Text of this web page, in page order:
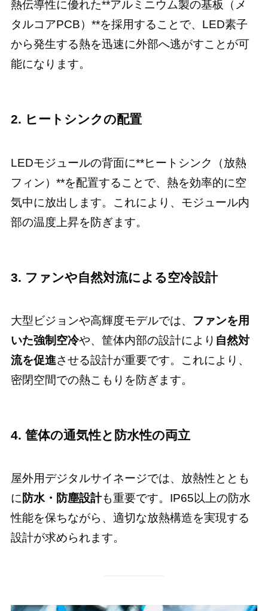
熱伝導性に優れた**アルミニウム製の基板（メ
タルコアPCB）**を採用することで、LED素子
から発生する熱を迅速に外部へ逃がすことが可
能になります。
2. ヒートシンクの配置
LEDモジュールの背面に**ヒートシンク（放熱
フィン）**を配置することで、熱を効率的に空
気中に放出します。これにより、モジュール内
部の温度上昇を防ぎます。
3. ファンや自然対流による空冷設計
大型ビジョンや高輝度モデルでは、 ファンを用
いた強制空冷や、筐体内部の設計により 自然対
流を促進させる設計が重要です。これにより、
密閉空間での熱こもりを防ぎます。
4. 筐体の通気性と防水性の両立
屋外用デジタルサイネージでは、放熱性ととも
に防水・防塵設計も重要です。IP65以上の防水
性能を保ちながら、適切な放熱構造を実現する
設計が求められます。